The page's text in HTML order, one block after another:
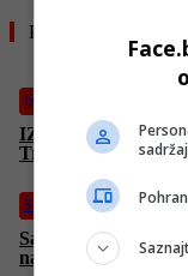
Pročitajte još
Izdvojeno
IZ MINUTE U
Trumpa, tvrdi da
Svijet
Saudijska Arabija
napada na Iran